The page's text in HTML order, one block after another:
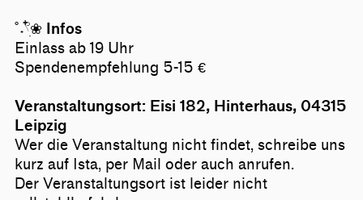
˚˖𓍢ִ໋❀ Infos
Einlass ab 19 Uhr
Spendenempfehlung 5-15 €
Veranstaltungsort: Eisi 182, Hinterhaus, 04315
Leipzig
Wer die Veranstaltung nicht findet, schreibe uns
kurz auf Ista, per Mail oder auch anrufen.
Der Veranstaltungsort ist leider nicht